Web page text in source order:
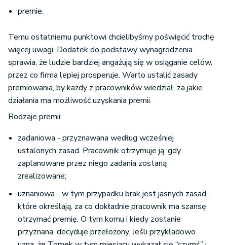
premie.
Temu ostatniemu punktowi chcielibyśmy poświęcić trochę
więcej uwagi. Dodatek do podstawy wynagrodzenia
sprawia, że ludzie bardziej angażują się w osiąganie celów,
przez co firma lepiej prosperuje. Warto ustalić zasady
premiowania, by każdy z pracowników wiedział, za jakie
działania ma możliwość uzyskania premii.
Rodzaje premii:
zadaniowa - przyznawana według wcześniej
ustalonych zasad. Pracownik otrzymuje ją, gdy
zaplanowane przez niego zadania zostaną
zrealizowane;
uznaniowa - w tym przypadku brak jest jasnych zasad,
które określają, za co dokładnie pracownik ma szansę
otrzymać premię. O tym komu i kiedy zostanie
przyznana, decyduje przełożony. Jeśli przykładowo